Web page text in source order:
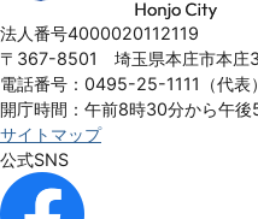
Honjo
City
法人番号4000020112119
〒367-8501 埼玉県本庄市本庄
電話番号：0495-25-1111（代表）
開庁時間：午前8時30分から午後
サイトマップ
公式SNS